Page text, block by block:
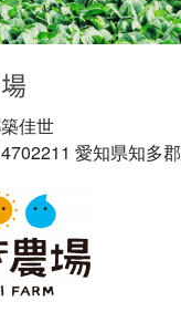
佳世
愛知県知多